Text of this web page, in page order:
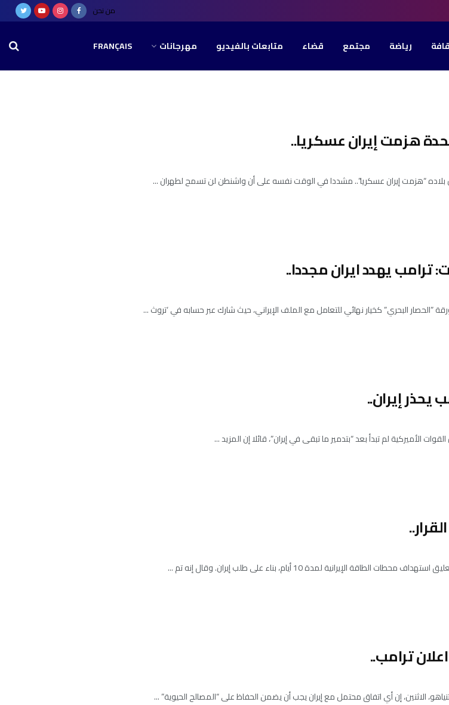
من نحن
رياضة مجتمع قضاء متابعات بالفيديو مهرجانات FRANÇAIS
هزمت إيران عسكريا..
بلاده “هزمت إيران عسكريا”.. مشددا في الوقت نفسه على أن واشنطن لن تسمح لطهران ...
يهدد ايران مجددا..
”الحصار البحري” كخيار نهائي للتعامل مع الملف الإيراني، حيث شارك عبر حسابه في ‘تروث ...
يحذر إيران..
الأميركية لم تبدأ بعد “بتدمير ما تبقى في إيران”، قائلا إن المزيد ...
الإيرانية لمدة 10 أيام، بناء على طلب إيران. وقال إنه تم ...
ترامب..
الاثنين، إن أي اتفاق محتمل مع إيران يجب أن يضمن الحفاظ على “المصالح الحيوية” ...